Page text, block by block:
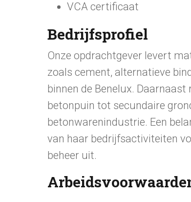
VCA certificaat
Bedrijfsprofiel
Onze opdrachtgever levert
zoals cement, alternatieve
binnen de Benelux.
betonpuin tot secundaire
betonwarenindustrie. Een
van haar bedrijfsactiviteiten
beheer uit.